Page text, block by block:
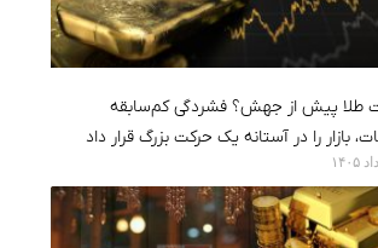
طلا پیش از جهش؟ فشردگی کم‌سابقه
بازار را در آستانه یک حرکت بزرگ قرار داد